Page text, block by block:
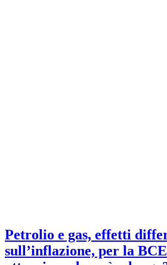
Petrolio e gas, effetti
sull’inflazione, per la